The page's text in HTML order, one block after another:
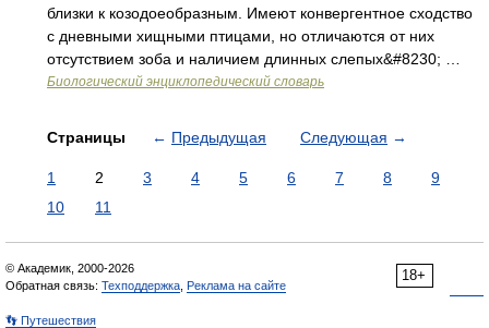
близки к козодоеобразным. Имеют конвергентное сходство
с дневными хищными птицами, но отличаются от них
отсутствием зоба и наличием длинных слепых&#8230; …
Биологический энциклопедический словарь
Страницы ← Предыдущая Следующая →
1 2 3 4 5 6 7 8
9
10
11
18+
© Академик, 2000-2026
Обратная связь: Техподдержка Реклама на сайте
👣 Путешествия